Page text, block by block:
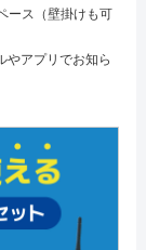
ース（壁掛けも可
やアプリでお知ら